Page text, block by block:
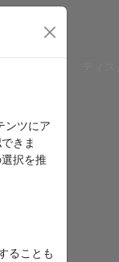
ンツにア
きま
択を推
ることも